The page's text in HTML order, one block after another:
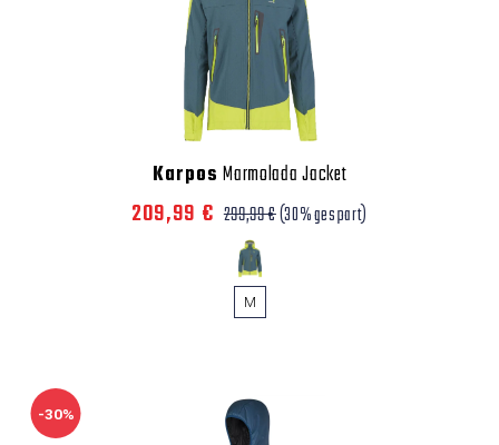
Karpos Marmolada Jacket
209,99 € 299,99 €(30% gespart)
M
-30%